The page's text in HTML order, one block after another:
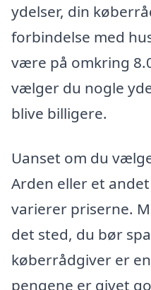
ydelser, din
forbindelse med
være på omkring
vælger du nogle
blive billigere.
Uanset om du
Arden eller et
varierer priserne.
det sted, du bør
køberrådgiver er
pengene er givet